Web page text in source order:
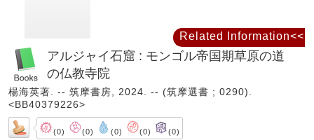
アルジャイ石窟 : モンゴル帝国期草原の道
の仏教寺院
楊海英著. -- 筑摩書房, 2024. -- (筑摩選書 ; 0290).
<BB40379226>
(0) (0) (0) (0) (0)
Related Information<<